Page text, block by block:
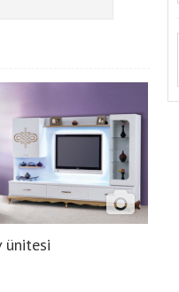
ünitesi